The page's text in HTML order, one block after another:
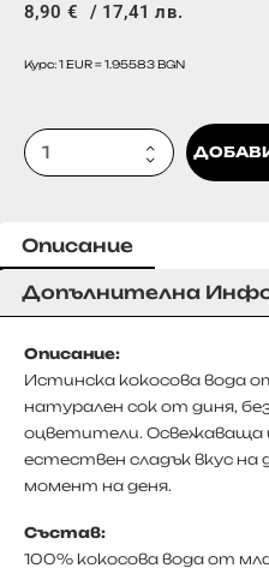
8,90 € / 17,41 лв.
Курс: 1 EUR = 1.95583 BGN
Описание
Допълнителна
Описание:
Истинска кокосова вода
натурален сок от диня,
оцветители. Освежаваща
естествен сладък вкус на
момент на деня.
Състав:
100% кокосова вода от